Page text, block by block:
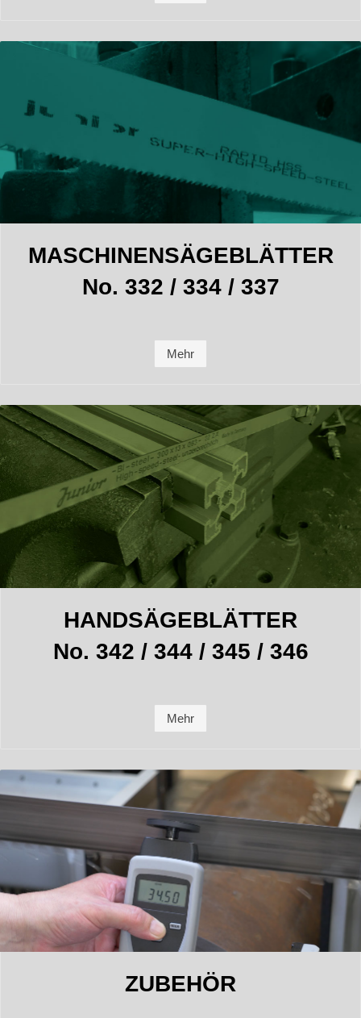
MASCHINENSÄGEBLÄTTER
No. 332 / 334 / 337
Mehr
HANDSÄGEBLÄTTER
No. 342 / 344 / 345 / 346
Mehr
ZUBEHÖR